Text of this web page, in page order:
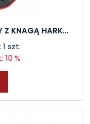
Z KNAGĄ HARK...
szt.
10 %